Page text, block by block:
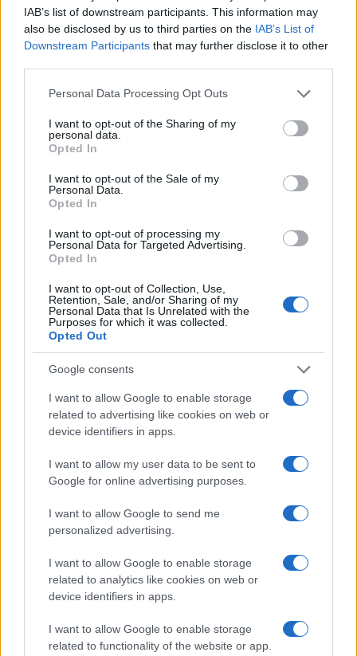
IAB’s list of downstream participants. This information may
also be disclosed by us to third parties on the IAB’s List of
Downstream Participants that may further disclose it to other
Please note that this website/app uses one or more Google
not limited to your visit or usage behaviour. You may click to
grant or deny consent to Google and its third-party tags to
use your data for below specified purposes in below Google
consent section.
Personal Data Processing Opt Outs
I want to opt-out of the Sharing of my
personal data.
Opted In
I want to opt-out of the Sale of my
Personal Data.
Opted In
I want to opt-out of processing my
Personal Data for Targeted Advertising.
Opted In
I want to opt-out of Collection, Use,
Retention, Sale, and/or Sharing of my
Personal Data that Is Unrelated with the
Purposes for which it was collected.
Opted Out
Google consents
I want to allow Google to enable storage
related to advertising like cookies on web or
device identifiers in apps.
I want to allow my user data to be sent to
Google for online advertising purposes.
I want to allow Google to send me
personalized advertising.
I want to allow Google to enable storage
related to analytics like cookies on web or
device identifiers in apps.
I want to allow Google to enable storage
related to functionality of the website or app.
economiche inadeguate e di una riforma del sistema
creditizio che, nonostante le promesse, stenta a
quotidiano degli italiani si aggrava. Che futuro ci
aspetta se le istituzioni non alzeranno il velo su
questa emergenza sociale?
In questo contesto, le istituzioni devono interrogarsi:
hanno davvero gli strumenti per combattere questa
perenne? La questione non è più rimandabile: senza
azioni concrete, il rischio è di vedere crescere il
numero di vittime di un sistema che si dimostra
sempre più ingiusto e oppressivo.
Precedente
Minacce sui social:
senatore Malan,
ma il sistema
regge?
Successiva
Violenza Giovanile:
Chi Protegge la
crisi economica Roma usura